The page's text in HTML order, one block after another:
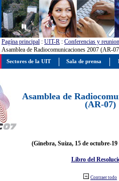
Pagína principal : UIT-R : Conferencias y
Asamblea de Radiocomunicaciones 2007 (AR-
Asamblea de
(AR-07)
(Ginebra, Suiza, 15 de octubre-19
Libro del
Contraer todo
Sectores de la UIT Sala de prensa